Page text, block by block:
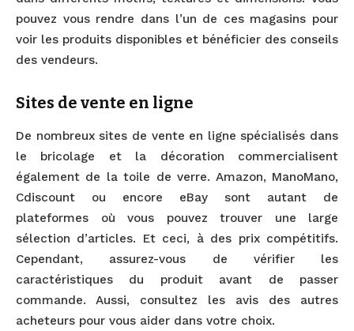
pouvez vous rendre dans l’un de ces magasins pour
voir les produits disponibles et bénéficier des conseils
des vendeurs.
Sites de vente en ligne
De nombreux sites de vente en ligne spécialisés dans
le bricolage et la décoration commercialisent
également de la toile de verre. Amazon, ManoMano,
Cdiscount ou encore eBay sont autant de
plateformes où vous pouvez trouver une large
sélection d’articles. Et ceci, à des prix compétitifs.
Cependant, assurez-vous de vérifier les
caractéristiques du produit avant de passer
commande. Aussi, consultez les avis des autres
acheteurs pour vous aider dans votre choix.